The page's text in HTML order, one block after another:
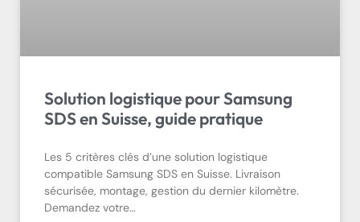
Solution logistique pour Samsung
SDS en Suisse, guide pratique
Les 5 critères clés d’une solution logistique
compatible Samsung SDS en Suisse. Livraison
sécurisée, montage, gestion du dernier kilomètre.
Demandez votre…